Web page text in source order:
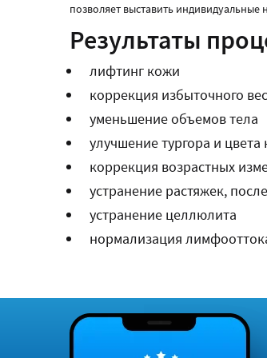
позволяет выставить
Результаты
лифтинг кожи
коррекция избыточного
уменьшение объемов тела
улучшение тургора и
коррекция возрастных
устранение растяжек,
устранение целлюлита
нормализация